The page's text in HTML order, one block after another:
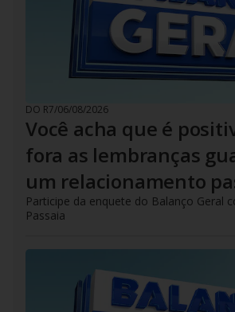
DO R7/06/08/2026
Você acha que é
fora as lembranças
um relacionamento
Participe da enquete do Balanço Geral
Passaia